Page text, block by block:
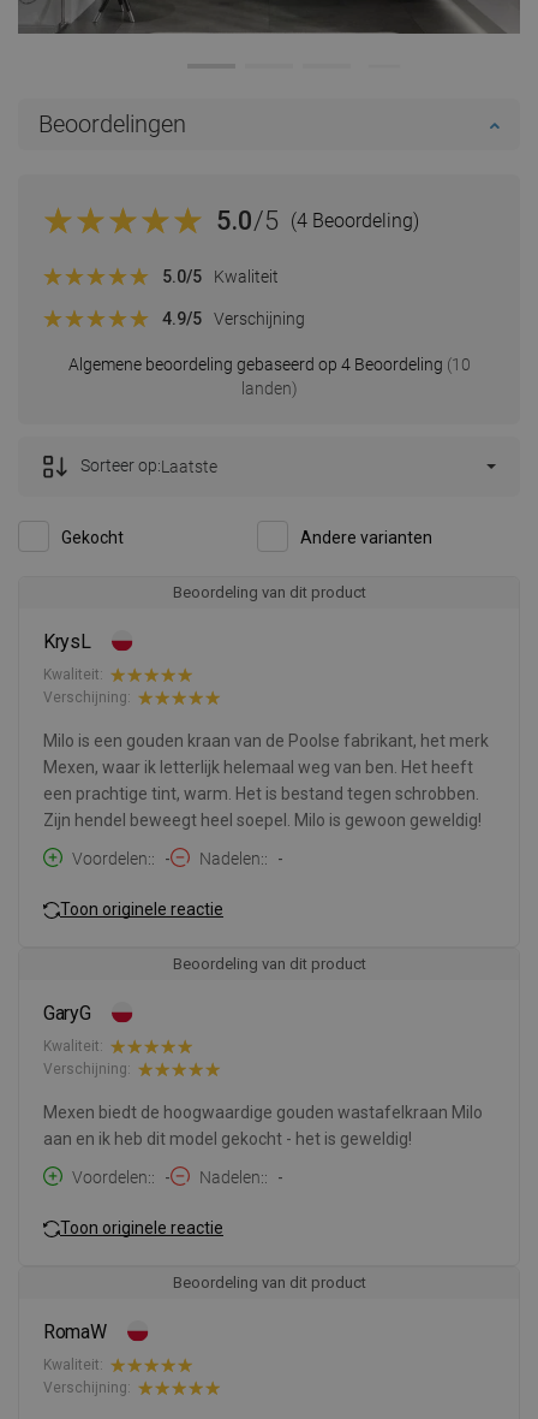
Beoordelingen
5.0/5 (4 Beoordeling)
Algemene beoordeling gebaseerd op 4 Beoordeling (10
landen)
5.0/5 Kwaliteit
4.9/5 Verschijning
Gekocht Andere varianten
Sorteer op:Laatste
Beoordeling van dit product
KrysL
Kwaliteit:
Verschijning:
Milo is een gouden kraan van de Poolse fabrikant, het merk
Mexen, waar ik letterlijk helemaal weg van ben. Het heeft
een prachtige tint, warm. Het is bestand tegen schrobben.
Zijn hendel beweegt heel soepel. Milo is gewoon geweldig!
Voordelen:
- Nadelen: -
Toon originele reactie
Beoordeling van dit product
GaryG
Kwaliteit:
Verschijning:
Mexen biedt de hoogwaardige gouden wastafelkraan Milo
aan en ik heb dit model gekocht - het is geweldig!
Voordelen:
- Nadelen: -
Toon originele reactie
Beoordeling van dit product
RomaW
Kwaliteit:
Verschijning: